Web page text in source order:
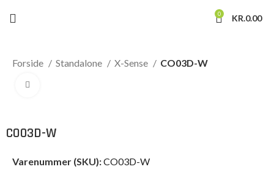
0 KR.0.00
Forside Standalone X-Sense CO03D-W
CO03D-W
Varenummer (SKU):CO03D-W